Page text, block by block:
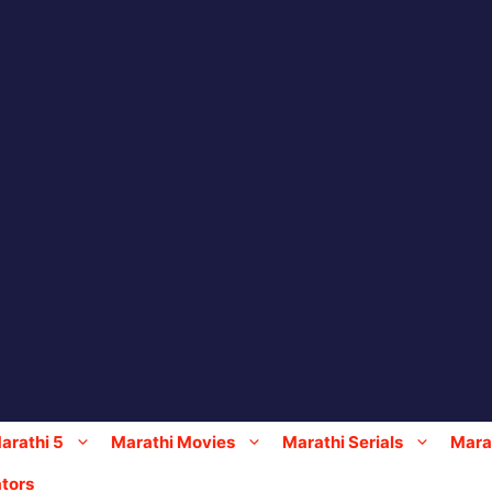
5 Marathi Movies Marathi Serials